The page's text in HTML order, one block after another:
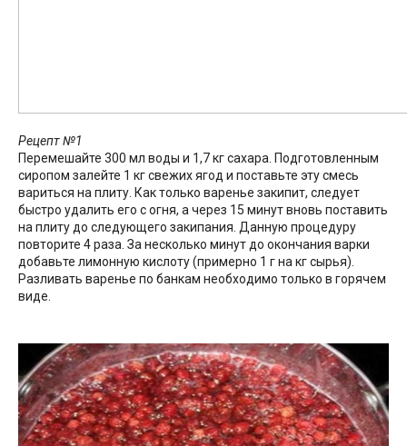
Рецепт №1
Перемешайте 300 мл воды и 1,7 кг сахара. Подготовленным
сиропом залейте 1 кг свежих ягод и поставьте эту смесь
вариться на плиту. Как только варенье закипит, следует
быстро удалить его с огня, а через 15 минут вновь поставить
на плиту до следующего закипания. Данную процедуру
повторите 4 раза. За несколько минут до окончания варки
добавьте лимонную кислоту (примерно 1 г на кг сырья).
Разливать варенье по банкам необходимо только в горячем
виде.